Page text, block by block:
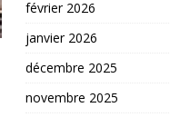
février 2026
janvier 2026
décembre 2025
novembre 2025